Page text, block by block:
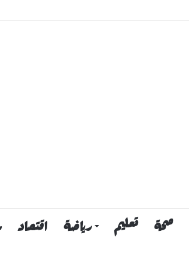
اقتصاد رياضة تعليم صحة